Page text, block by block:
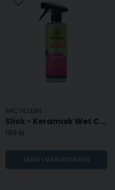
ARCTICLEAN
Slick - Keramisk Wet Coat
189 kr
LÄGG I VARUKORGEN